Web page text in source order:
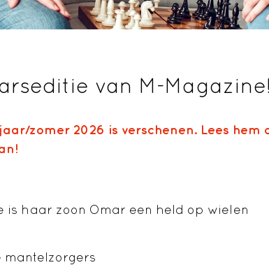
van M-Magazine!
zomer 2026 is verschenen. Lees hem
is haar zoon Omar een held op wielen
mantelzorgers